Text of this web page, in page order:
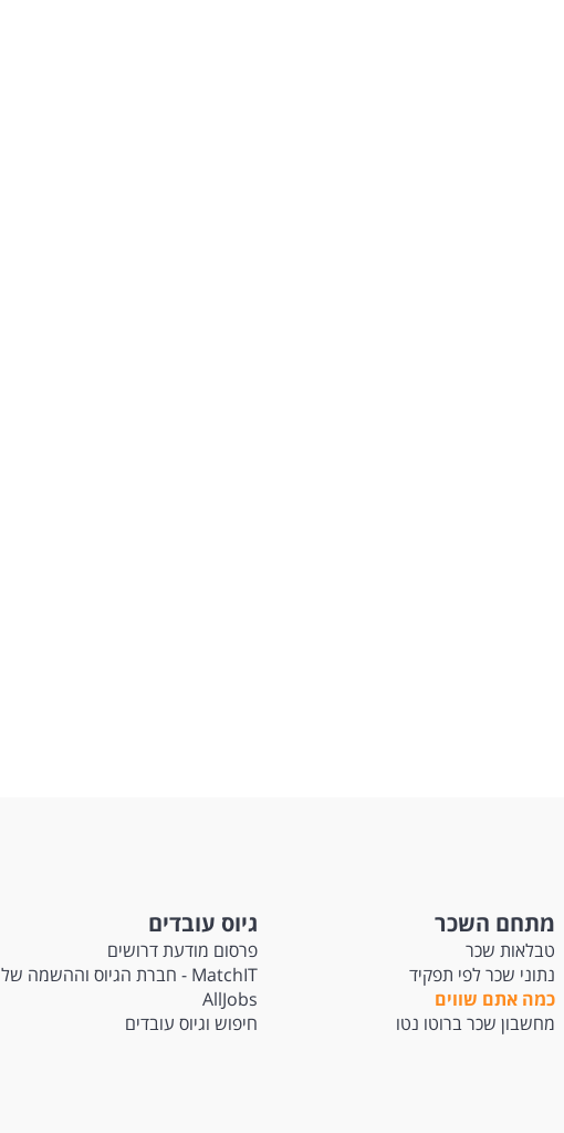
מתחם השכר
טבלאות שכר
נתוני שכר לפי תפקיד
כמה אתם שווים
מחשבון שכר ברוטו נטו
גיוס עובדים
פרסום מודעת דרושים
MatchIT - חברת הגיוס וההשמה של
AllJobs
חיפוש וגיוס עובדים